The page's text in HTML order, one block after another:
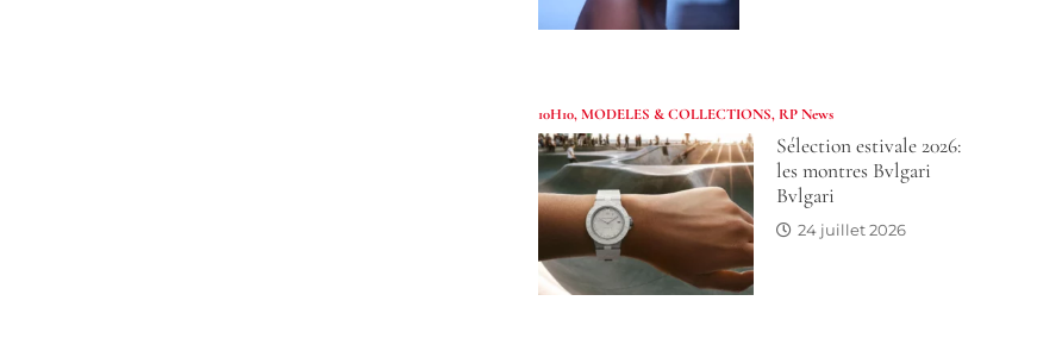
10H10,MODELES & COLLECTIONS, RP News
Sélection estivale 2026:
les montres Bvlgari
Bvlgari
24 juillet 2026